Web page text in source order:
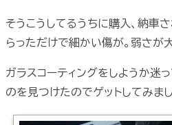
そうこうしてるうちに購入、納車
らっただけで細かい傷が。弱さが
ガラスコーティングをしようか迷
のを見つけたのでゲットしてみまし